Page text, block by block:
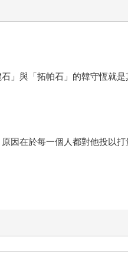
」與「拓帕石」的韓守恆就是
因在於每一個人都對他投以打